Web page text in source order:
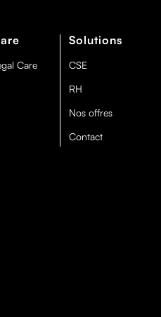
Care
Solutions
CSE
RH
Nos offres
Contact